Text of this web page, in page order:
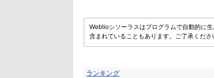
Weblioシソーラスはプログラムで自動的に
含まれていることもあります。ご了承くださ
ランキング